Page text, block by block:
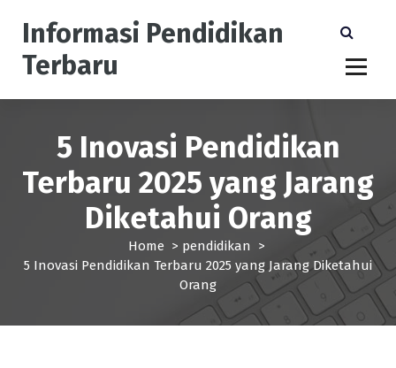
Informasi Pendidikan
Terbaru
5 Inovasi Pendidikan
Terbaru 2025 yang Jarang
Diketahui Orang
Home > pendidikan >
5 Inovasi Pendidikan Terbaru 2025 yang Jarang Diketahui
Orang